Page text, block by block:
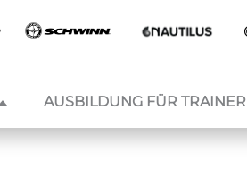
AUSBILDUNG FÜR TRAINER